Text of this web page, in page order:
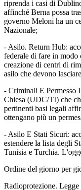
riprenda i casi di
affinché Berna possa
governo Meloni ha un
Nazionale;
- Asilo. Return Hub:
federale di fare in modo
creazione di centri di
asilo che devono
- Criminali E Permesso
Chiesa (UDC/TI) che
pertinenti basi legali
ottengano più un
- Asilo E Stati Sicuri:
estendere la lista degli
Tunisia e Turchia.
Ordine del giorno per
Radioprotezione.